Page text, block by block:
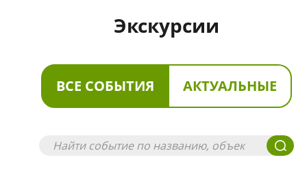
Экскурсии
ВСЕ СОБЫТИЯ АКТУАЛЬНЫЕ